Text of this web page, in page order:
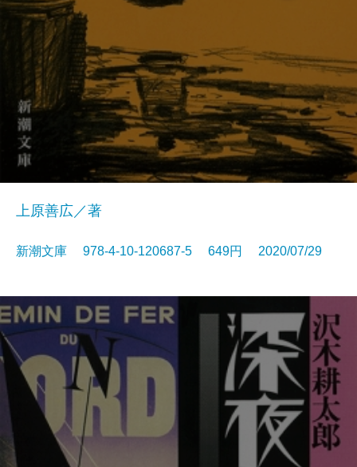
上原善広／著
新潮文庫 978-4-10-120687-5 649円 2020/07/29